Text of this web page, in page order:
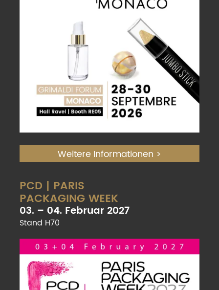
Weitere Informationen >
PCD | PARIS
PACKAGING WEEK
03. – 04. Februar 2027
Stand H70